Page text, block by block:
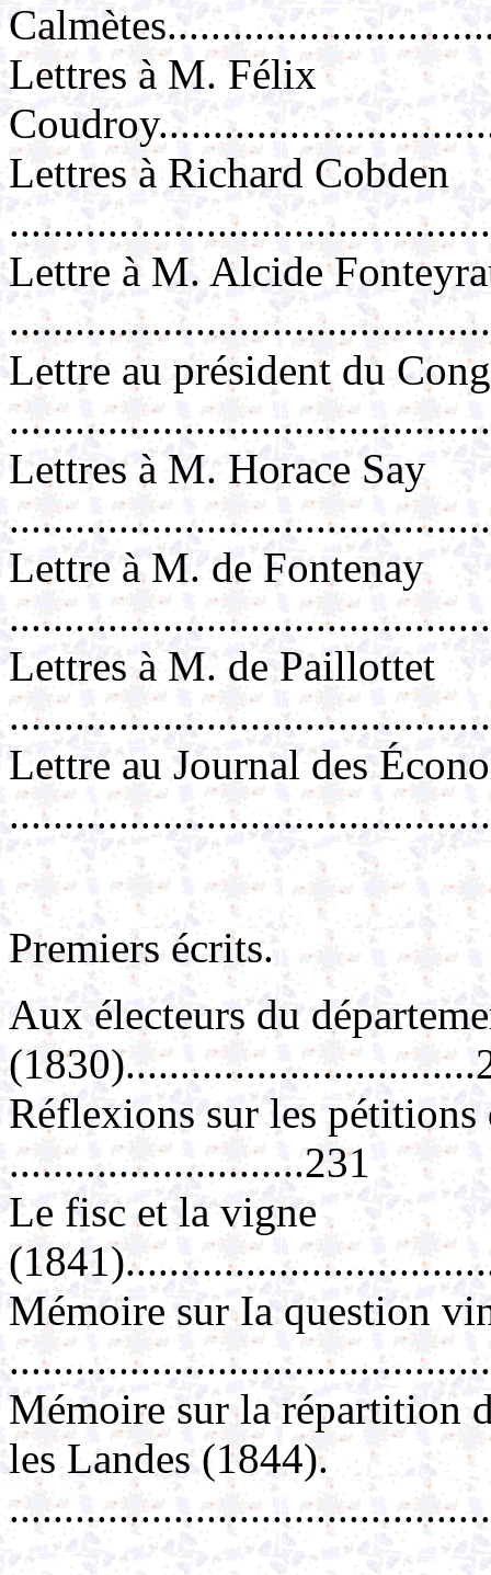
Lettres à M. Félix
Lettres à Richard Cobden
Lettre à M. Alcide
Lettre au président du
Lettres à M. Horace Say
Lettre à M. de Fontenay
Lettres à M. de Paillottet
Lettre au Journal des
Premiers écrits.
Aux électeurs du
Réflexions sur les
...........................231
Le fisc et la vigne
Mémoire sur Ia question
Mémoire sur la répartition
les Landes (1844).